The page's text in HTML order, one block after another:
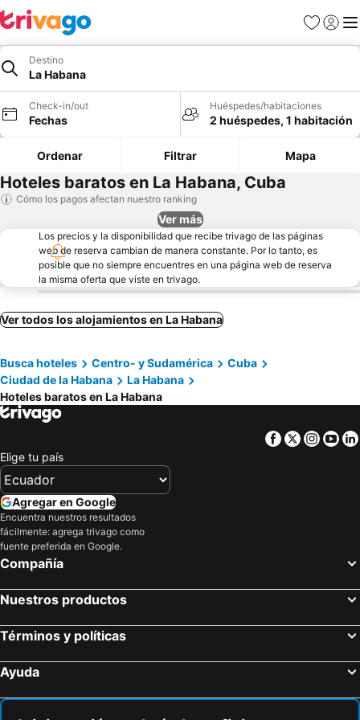
Favoritos
Iniciar
Destino
La Habana
Check-in/out
Fechas
Huéspedes/habitaciones
2 huéspedes, 1 habitación
Ordenar Filtrar Mapa
Hoteles baratos en La Habana, Cuba
Cómo los pagos afectan nuestro ranking
Ver más
Los precios y la disponibilidad que recibe trivago de las páginas
web de reserva cambian de manera constante. Por lo tanto, es
posible que no siempre encuentres en una página web de reserva
la misma oferta que viste en trivago.
Ver todos los alojamientos en La Habana
Busca hoteles Centro- y Sudamérica
Cuba
Ciudad de la Habana
La Habana
Hoteles baratos en La Habana
Facebook
Twitter
Elige tu país
Agregar en Google
Encuentra nuestros resultados
fácilmente: agrega trivago como
fuente preferida en Google.
Compañía
Nuestros productos
Términos y políticas
Ayuda